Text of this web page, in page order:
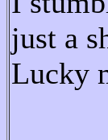
just a
Lucky